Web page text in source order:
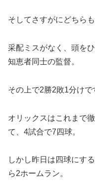
そしてさすがにどちら
采配ミスがなく、頭を
知恵者同士の監督。
その上で2勝2敗1分けで
オリックスはこれまで
て、4試合で7四球。
しかし昨日は四球にす
ら2ホームラン。